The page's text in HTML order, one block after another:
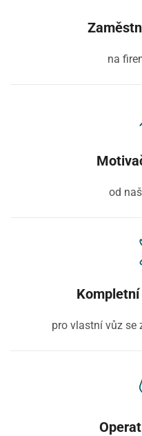
na
od
pro vlastní vůz se